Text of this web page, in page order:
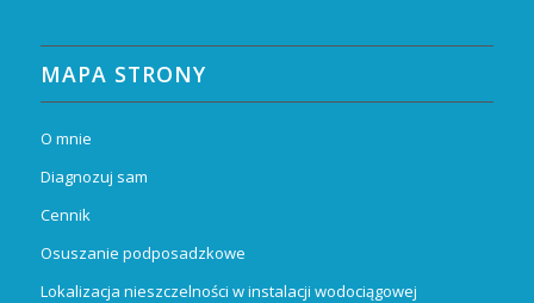
MAPA STRONY
O mnie
Diagnozuj sam
Cennik
Osuszanie podposadzkowe
Lokalizacja nieszczelności w instalacji wodociągowej